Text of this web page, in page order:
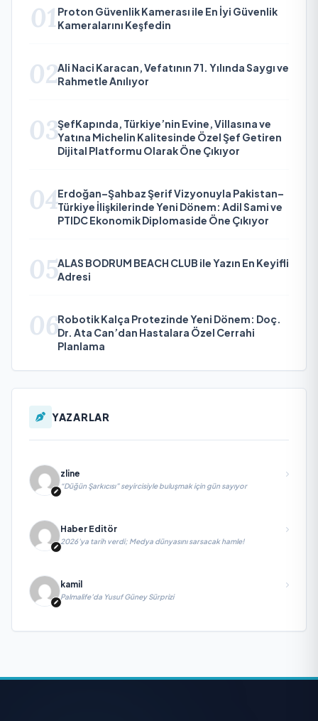
01 Proton Güvenlik Kamerası ile En İyi Güvenlik
Kameralarını Keşfedin
02Ali Naci Karacan, Vefatının 71. Yılında Saygı ve
Rahmetle Anılıyor
03ŞefKapında, Türkiye’nin Evine, Villasına ve
Yatına Michelin Kalitesinde Özel Şef Getiren
Dijital Platformu Olarak Öne Çıkıyor
04Erdoğan–Şahbaz Şerif Vizyonuyla Pakistan–
Türkiye İlişkilerinde Yeni Dönem: Adil Sami ve
PTIDC Ekonomik Diplomaside Öne Çıkıyor
05ALAS BODRUM BEACH CLUB ile Yazın En Keyifli
Adresi
06Robotik Kalça Protezinde Yeni Dönem: Doç.
Dr. Ata Can’dan Hastalara Özel Cerrahi
Planlama
YAZARLAR
zline
“Düğün Şarkıcısı” seyircisiyle buluşmak için gün sayıyor
Haber Editör
2026’ya tarih verdi; Medya dünyasını sarsacak hamle!
kamil
Palmalife’da Yusuf Güney Sürprizi